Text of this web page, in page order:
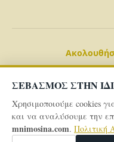
ΣΕΒΑΣΜΟΣ ΣΤΗΝ
Χρησιμοποιούμε cookies
και να αναλύσουμε την
mnimosina.com. Πολιτική